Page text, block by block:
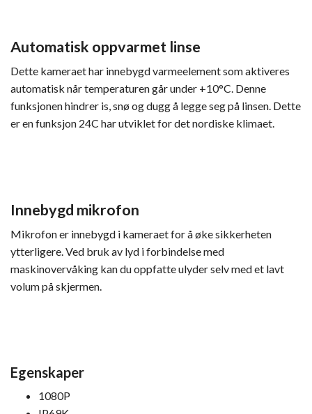
Automatisk oppvarmet linse
Dette kameraet har innebygd varmeelement som aktiveres
automatisk når temperaturen går under +10°C. Denne
funksjonen hindrer is, snø og dugg å legge seg på linsen. Dette
er en funksjon 24C har utviklet for det nordiske klimaet.
Innebygd mikrofon
Mikrofon er innebygd i kameraet for å øke sikkerheten
ytterligere. Ved bruk av lyd i forbindelse med
maskinovervåking kan du oppfatte ulyder selv med et lavt
volum på skjermen.
Egenskaper
1080P